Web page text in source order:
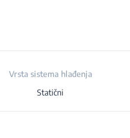
Vrsta sistema hlađenja
Statični